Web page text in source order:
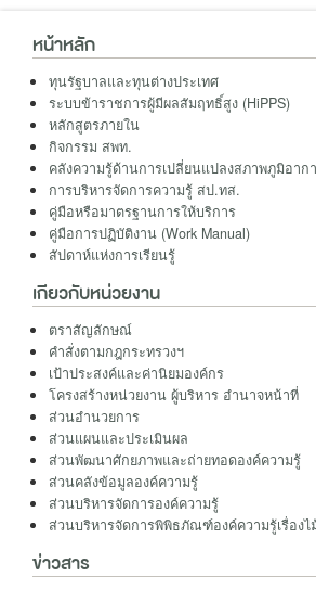
หน้าหลัก
ทุนรัฐบาลและทุนต่างประเทศ
ระบบข้าราชการผู้มีผลสัมฤทธิ์สูง (HiPPS)
หลักสูตรภายใน
กิจกรรม สพท.
คลังความรู้ด้านการเปลี่ยนแปลงสภาพภูมิอาก
การบริหารจัดการความรู้ สป.ทส.
คู่มือหรือมาตรฐานการให้บริการ
คู่มือการปฏิบัติงาน (Work Manual)
สัปดาห์แห่งการเรียนรู้
เกียวกับหน่วยงาน
ตราสัญลักษณ์
คำสั่งตามกฎกระทรวงฯ
เป้าประสงค์และค่านิยมองค์กร
โครงสร้างหน่วยงาน ผู้บริหาร อำนาจหน้าที่
ส่วนอำนวยการ
ส่วนแผนและประเมินผล
ส่วนพัฒนาศักยภาพและถ่ายทอดองค์ความรู้
ส่วนคลังข้อมูลองค์ความรู้
ส่วนบริหารจัดการองค์ความรู้
ส่วนบริหารจัดการพิพิธภัณฑ์องค์ความรู้เรื่องไ
ข่าวสาร